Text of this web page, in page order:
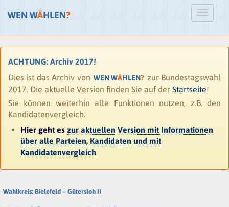
WEN WÄHLEN?
ACHTUNG: Archiv 2017!
Dies ist das Archiv von WEN WÄHLEN? zur Bundestagswahl
2017. Die aktuelle Version finden Sie auf der Startseite!
Sie können weiterhin alle Funktionen nutzen, z.B. den
Kandidatenvergleich.
Hier geht es zur aktuellen Version mit Informationen
über alle Parteien, Kandidaten und mit
Kandidatenvergleich
Wahlkreis: Bielefeld – Gütersloh II